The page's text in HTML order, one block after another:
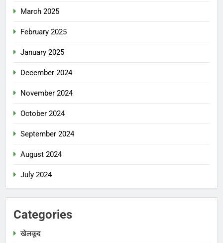
March 2025
February 2025
January 2025
December 2024
November 2024
October 2024
September 2024
August 2024
July 2024
Categories
खेलकूद